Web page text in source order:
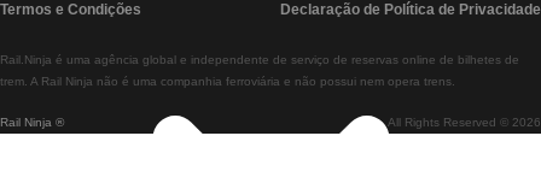
Comboios De Lisboa A Braga
Comboios De Braga A Lisboa
Rail Ninja ® All Rights Reserved © 2026
Rail.Ninja é uma agência global e independente de serviço de reservas online de bilhetes de
trem. A Rail Ninja não é uma companhia ferroviária e não possui nem opera trens.
Termos e Condições Declaração de Política de Privacidade